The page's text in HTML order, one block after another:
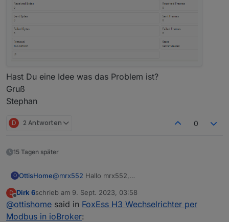
Hast Du eine Idee was das Problem ist?
Gruß
Stephan
D 2 Antworten 0
15 Tagen später
O OttisHome@mrx552 Hallo mrx552,
Ich habe seit Montag unseren FoxEss H3 am
laufen.
Leider bekomme ich trotz deines Beitrages keine
D
Offline
Dirk 6schrieb am 9. Sept. 2023, 03:58
zuletzt editiert von
@ottishome said in FoxEss H3 Wechselrichter per
Modbus in ioBroker: